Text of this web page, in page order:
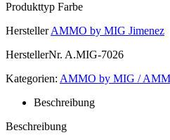
Produkttyp Farbe
Hersteller AMMO by MIG Jimenez
HerstellerNr. A.MIG-7026
Kategorien: AMMO by MIG /
Beschreibung
Beschreibung